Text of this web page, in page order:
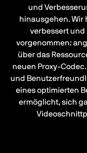
und
hinausgehen. Wir
verbessert
vorgenommen:
über das
neuen Proxy-
und
eines optimierten
ermöglicht, sich